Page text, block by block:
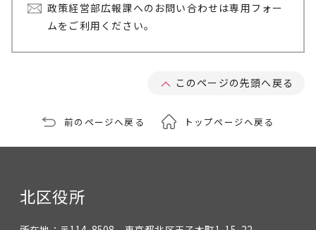
政策経営部広報課へのお問い合わせは専用フォー
ムをご利用ください。
このページの先頭へ戻る
前のページへ戻る トップページへ戻る
北区役所